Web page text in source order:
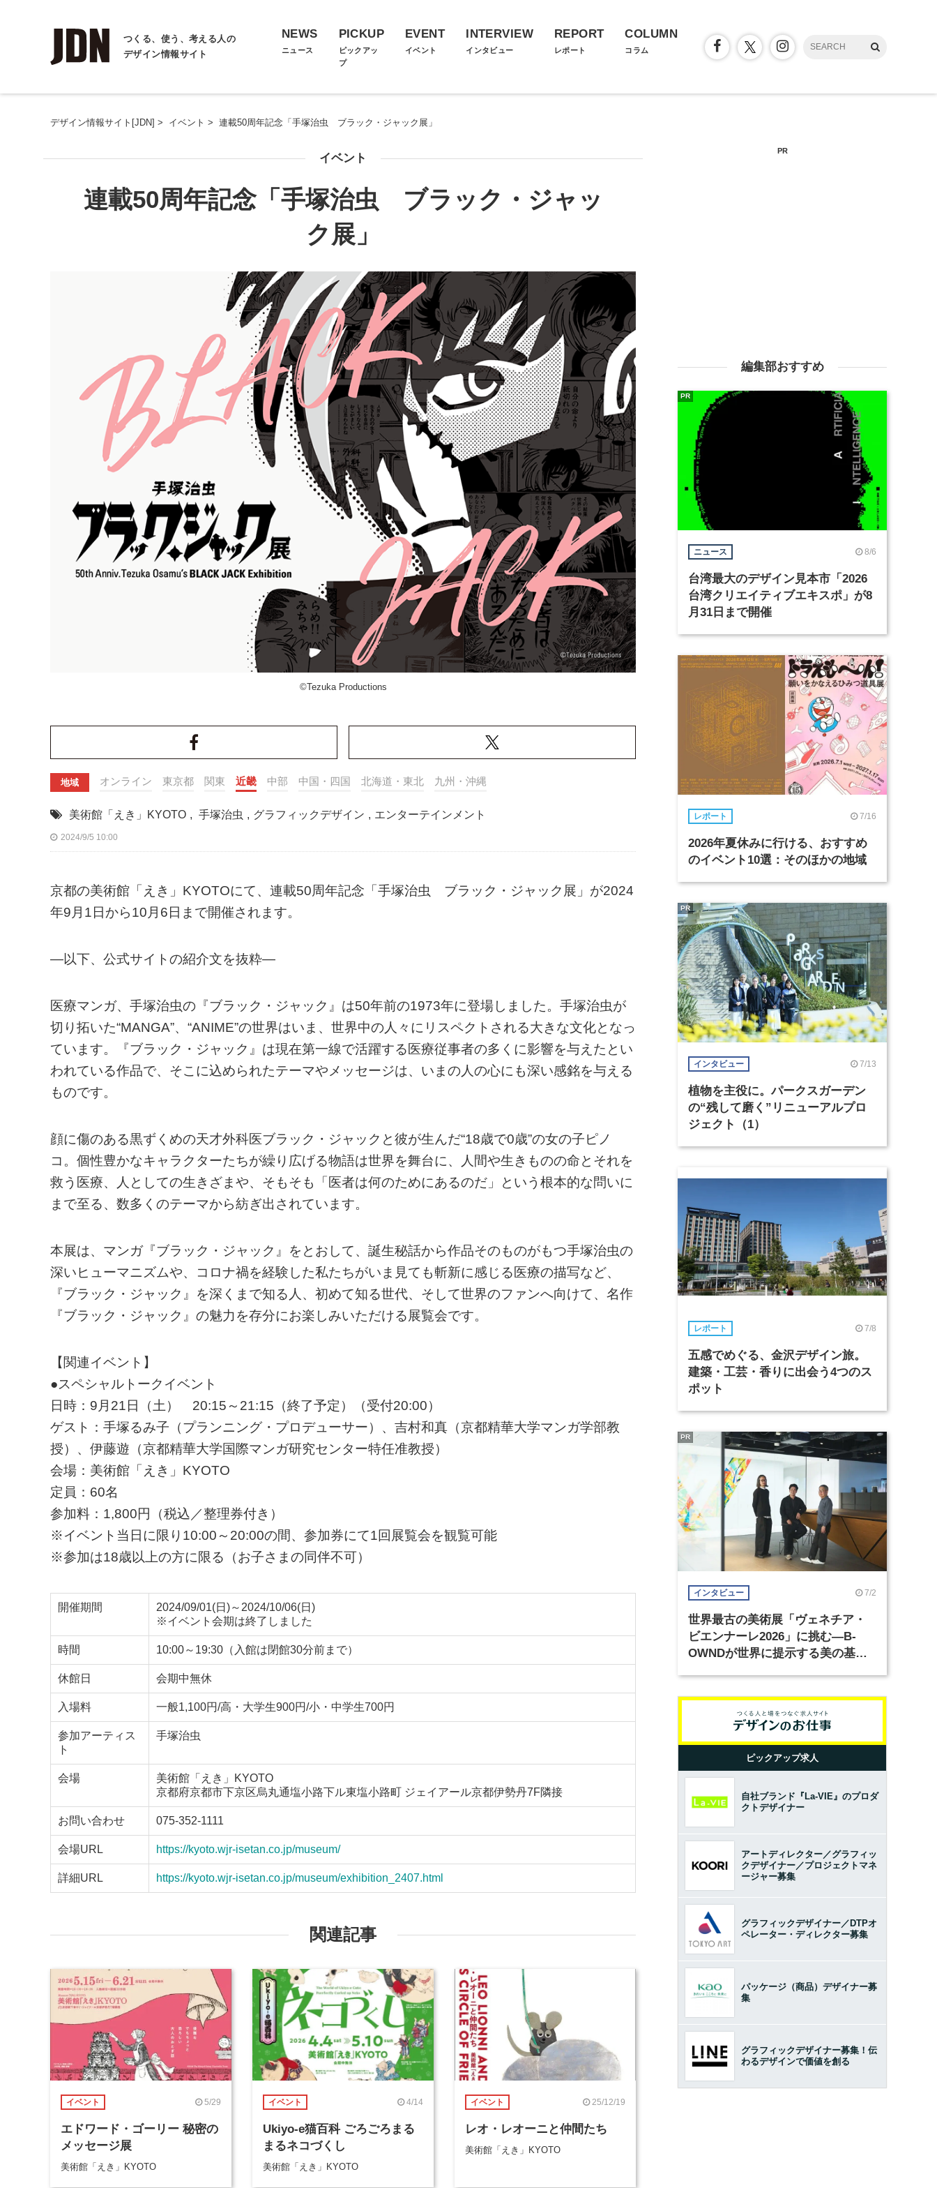
つくる、使う、考える人の
デザイン情報サイト
NEWS
ニュース
PICKUP
ピックアッ
プ
EVENT
イベント
INTERVIEW
インタビュー
REPORT
レポート
COLUMN
コラム
デザイン情報サイト[JDN] > イベント > 連載50周年記念「手塚治虫 ブラック・ジャック展」
イベント
連載50周年記念「手塚治虫 ブラック・ジャッ
ク展」
©Tezuka Productions
地域 オンライン 東京都 関東 近畿 中部 中国・四国 北海道・東北 九州・沖縄
美術館「えき」KYOTO , 手塚治虫 , グラフィックデザイン , エンターテインメント
2024/9/5 10:00
京都の美術館「えき」KYOTOにて、連載50周年記念「手塚治虫 ブラック・ジャック展」が2024
年9月1日から10月6日まで開催されます。
—以下、公式サイトの紹介文を抜粋—
医療マンガ、手塚治虫の『ブラック・ジャック』は50年前の1973年に登場しました。手塚治虫が
切り拓いた“MANGA”、“ANIME”の世界はいま、世界中の人々にリスペクトされる大きな文化となっ
ています。『ブラック・ジャック』は現在第一線で活躍する医療従事者の多くに影響を与えたとい
われている作品で、そこに込められたテーマやメッセージは、いまの人の心にも深い感銘を与える
ものです。
顔に傷のある黒ずくめの天才外科医ブラック・ジャックと彼が生んだ“18歳で0歳”の女の子ピノ
コ。個性豊かなキャラクターたちが繰り広げる物語は世界を舞台に、人間や生きものの命とそれを
救う医療、人としての生きざまや、そもそも「医者は何のためにあるのだ」という根本的な問いに
まで至る、数多くのテーマから紡ぎ出されています。
本展は、マンガ『ブラック・ジャック』をとおして、誕生秘話から作品そのものがもつ手塚治虫の
深いヒューマニズムや、コロナ禍を経験した私たちがいま見ても斬新に感じる医療の描写など、
『ブラック・ジャック』を深くまで知る人、初めて知る世代、そして世界のファンへ向けて、名作
『ブラック・ジャック』の魅力を存分にお楽しみいただける展覧会です。
【関連イベント】
●スペシャルトークイベント
日時：9月21日（土） 20:15～21:15（終了予定）（受付20:00）
ゲスト：手塚るみ子（プランニング・プロデューサー）、吉村和真（京都精華大学マンガ学部教
授）、伊藤遊（京都精華大学国際マンガ研究センター特任准教授）
会場：美術館「えき」KYOTO
定員：60名
参加料：1,800円（税込／整理券付き）
※イベント当日に限り10:00～20:00の間、参加券にて1回展覧会を観覧可能
※参加は18歳以上の方に限る（お子さまの同伴不可）
開催期間
2024/09/01(日)～2024/10/06(日)
※イベント会期は終了しました
時間 10:00～19:30（入館は閉館30分前まで）
休館日 会期中無休
入場料 一般1,100円/高・大学生900円/小・中学生700円
参加アーティス
ト
手塚治虫
会場
美術館「えき」KYOTO
京都府京都市下京区烏丸通塩小路下ル東塩小路町 ジェイアール京都伊勢丹7F隣接
お問い合わせ 075-352-1111
会場URL https://kyoto.wjr-isetan.co.jp/museum/
詳細URL https://kyoto.wjr-isetan.co.jp/museum/exhibition_2407.html
関連記事
イベント 5/29
エドワード・ゴーリー 秘密の
メッセージ展
美術館「えき」KYOTO
イベント 4/14
Ukiyo-e猫百科 ごろごろまる
まるネコづくし
美術館「えき」KYOTO
イベント 25/12/19
レオ・レオーニと仲間たち
美術館「えき」KYOTO
PR
編集部おすすめ
ニュース 8/6
台湾最大のデザイン見本市「2026
台湾クリエイティブエキスポ」が8
月31日まで開催
PR
レポート 7/16
2026年夏休みに行ける、おすすめ
のイベント10選：そのほかの地域
インタビュー 7/13
植物を主役に。パークスガーデン
の“残して磨く”リニューアルプロ
ジェクト（1）
PR
レポート 7/8
五感でめぐる、金沢デザイン旅。
建築・工芸・香りに出会う4つのス
ポット
インタビュー 7/2
世界最古の美術展「ヴェネチア・
ビエンナーレ2026」に挑む―B-
OWNDが世界に提示する美の基準
PR
ピックアップ求人
自社ブランド『La-VIE』のプロダ
クトデザイナー
アートディレクター／グラフィッ
クデザイナー／プロジェクトマネ
ージャー募集
グラフィックデザイナー／DTPオ
ペレーター・ディレクター募集
パッケージ（商品）デザイナー募
集
グラフィックデザイナー募集！伝
わるデザインで価値を創る